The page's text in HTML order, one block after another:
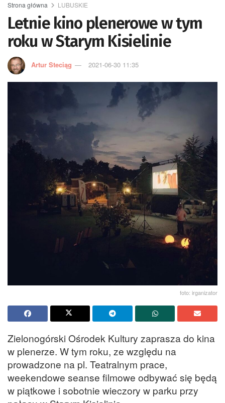
Strona główna LUBUSKIE
Letnie kino plenerowe w tym
roku w Starym Kisielinie
Artur Steciąg 2021-06-30 11:35
foto: irganizator
Zielonogórski Ośrodek Kultury zaprasza do kina
w plenerze. W tym roku, ze względu na
prowadzone na pl. Teatralnym prace,
weekendowe seanse filmowe odbywać się będą
w piątkowe i sobotnie wieczory w parku przy